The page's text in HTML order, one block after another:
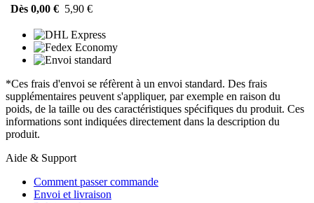
Dès 0,00 € 5,90 €
*Ces frais d'envoi se réfèrent à un envoi standard. Des frais
supplémentaires peuvent s'appliquer, par exemple en raison du
poids, de la taille ou des caractéristiques spécifiques du produit. Ces
informations sont indiquées directement dans la description du
produit.
Aide & Support
Comment passer commande
Envoi et livraison